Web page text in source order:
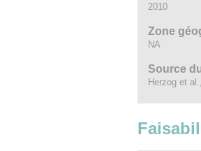
2010
Zone
NA
Source
Herzog et